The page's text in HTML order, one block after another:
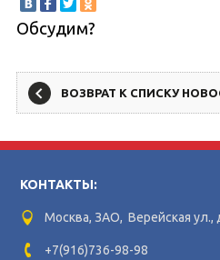
Обсудим?
ВОЗВРАТ К СПИСКУ
КОНТАКТЫ:
Москва, ЗАО, Верейская ул.,
+7(916)736-98-98